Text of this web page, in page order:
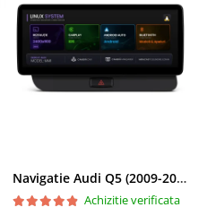
Navigatie Audi Q5 (2009-2017), Linux OS & OEM, MMI 3G, CarPlay & Android Auto Wireless, MirrorLink, Camera AHD, 12.3 Inch - AD-BGAALNXH+AD-BGRKITQ5002
Achizitie verificata